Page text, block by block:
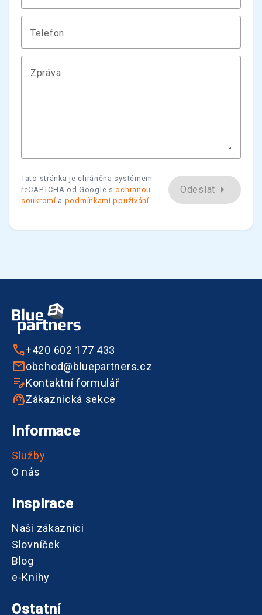
Telefon
Zpráva
Tato stránka je chráněna systémem
reCAPTCHA od Google sochranou
soukromí a podmínkami používání.
Odeslat arrow_right
+420 602 177 433
obchod@bluepartners.cz
Kontaktní formulář
Zákaznická sekce
Informace
Služby
O nás
Inspirace
Naši zákazníci
Slovníček
Blog
e-Knihy
Ostatní